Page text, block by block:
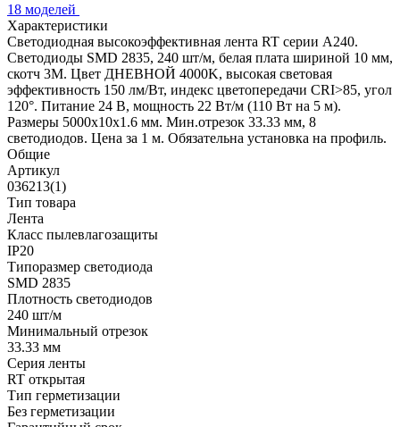
18 моделей
Характеристики
Светодиодная высокоэффективная лента RT серии A240.
Светодиоды SMD 2835, 240 шт/м, белая плата шириной 10 мм,
скотч 3M. Цвет ДНЕВНОЙ 4000K, высокая световая
эффективность 150 лм/Вт, индекс цветопередачи CRI>85, угол
120°. Питание 24 В, мощность 22 Вт/м (110 Вт на 5 м).
Размеры 5000x10x1.6 мм. Мин.отрезок 33.33 мм, 8
светодиодов. Цена за 1 м. Обязательна установка на профиль.
Общие
Артикул
036213(1)
Тип товара
Лента
Класс пылевлагозащиты
IP20
Типоразмер светодиода
SMD 2835
Плотность светодиодов
240 шт/м
Минимальный отрезок
33.33 мм
Серия ленты
RT открытая
Тип герметизации
Без герметизации